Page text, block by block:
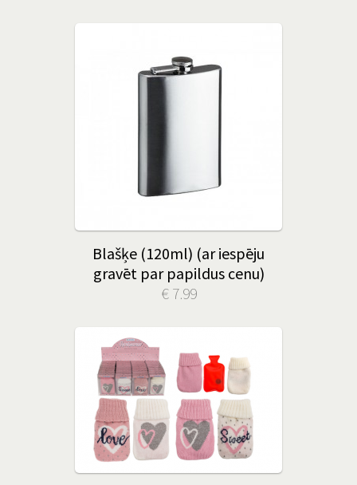
Blašķe (120ml) (ar iespēju
gravēt par papildus cenu)
€ 7.99